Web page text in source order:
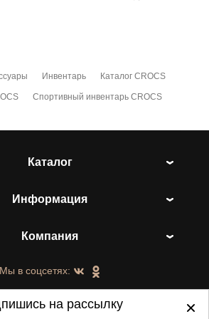
Инвентарь Каталог CROCS
Спортивный инвентарь CROCS
Каталог
Информация
Компания
Мы в соцсетях:
на рассылку